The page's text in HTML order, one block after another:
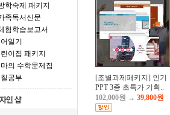
학숙제 패키지
족독서신문
험학습보고서
일기
이집 패키지
의 수학문제집
공부
[조별과제패키지] 인기
PPT 3종 초특가 기획..
102,000원 → 39,800원